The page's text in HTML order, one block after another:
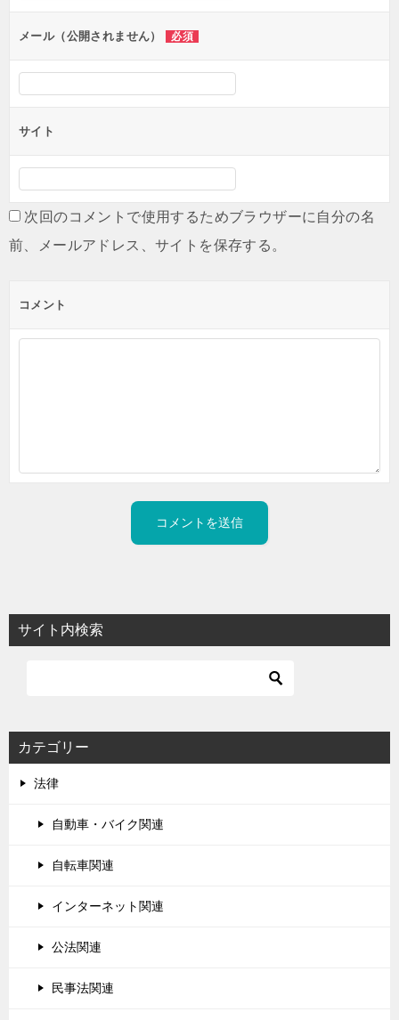
ンメール（公開されません） 必須
サイト
次回のコメントで使用するためブラウザーに自分の名
前、メールアドレス、サイトを保存する。
コメント
サイト内検索
カテゴリー
法律
自動車・バイク関連
自転車関連
インターネット関連
公法関連
民事法関連